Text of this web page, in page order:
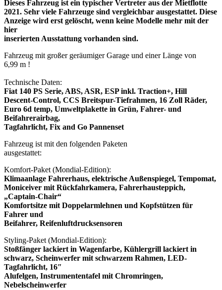
Dieses Fahrzeug ist ein typischer Vertreter aus der Mietflotte
2021. Sehr viele Fahrzeuge sind vergleichbar ausgestattet. Diese
Anzeige wird erst gelöscht, wenn keine Modelle mehr mit der
hier
inserierten Ausstattung vorhanden sind.
Fahrzeug mit großer geräumiger Garage und einer Länge von
6,99 m !
Technische Daten:
Fiat 140 PS Serie, ABS, ASR, ESP inkl. Traction+, Hill
Descent-Control, CCS Breitspur-Tiefrahmen, 16 Zoll Räder,
Euro 6d temp, Umweltplakette in Grün, Fahrer- und
Beifahrerairbag,
Tagfahrlicht, Fix and Go Pannenset
Fahrzeug ist mit den folgenden Paketen
ausgestattet:
Komfort-Paket (Mondial-Edition):
Klimaanlage Fahrerhaus, elektrische Außenspiegel, Tempomat,
Moniceiver mit Rückfahrkamera, Fahrerhausteppich,
„Captain-Chair“
Komfortsitze mit Doppelarmlehnen und Kopfstützen für
Fahrer und
Beifahrer, Reifenluftdrucksensoren
Styling-Paket (Mondial-Edition):
Stoßfänger lackiert in Wagenfarbe, Kühlergrill lackiert in
schwarz, Scheinwerfer mit schwarzem Rahmen, LED-
Tagfahrlicht, 16″
Alufelgen, Instrumententafel mit Chromringen,
Nebelscheinwerfer